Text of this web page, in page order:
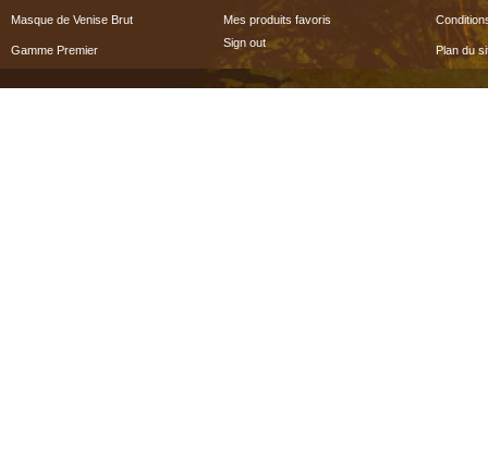
Masque de Venise Brut
Gamme Premier
Mes produits favoris
Sign out
Plan du